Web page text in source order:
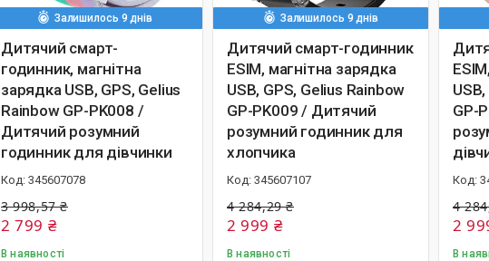
Залишилось 9 днів
Дитячий смарт-
годинник, магнітна
зарядка USB, GPS, Gelius
Rainbow GP-PK008 /
Дитячий розумний
годинник для дівчинки
345607078
3 998,57 ₴
2 799 ₴
В наявності
Залишилось 9 днів
Дитячий смарт-годинник
ESIM, магнітна зарядка
USB, GPS, Gelius Rainbow
GP-PK009 / Дитячий
розумний годинник для
хлопчика
345607107
4 284,29 ₴
2 999 ₴
В наявності
GP-
4
2
В